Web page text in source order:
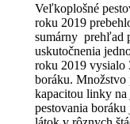
Veľkoplošné
roku 2019
sumárny prehľad
uskutočnenia
roku 2019 vysialo
boráku. Množstvo
kapacitou linky
pestovania